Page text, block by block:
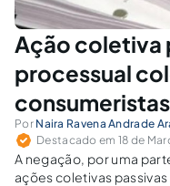
Ação coletiva
processual
consumeristas
Por Naira Ravena Andrade
Destacado em 18 de
A negação, por uma
ações coletivas